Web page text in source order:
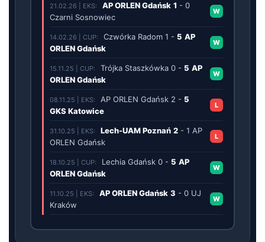
21.02.26 | EKS: AP ORLEN Gdańsk 1 - 0
Czarni Sosnowiec
W
14.02.26 | CUP: Czwórka Radom 1 - 5 AP
ORLEN Gdańsk
W
15.11.25 | CUP: Trójka Staszkówka 0 - 5 AP
ORLEN Gdańsk
W
08.11.25 | EKS: AP ORLEN Gdańsk 2 - 5
GKS Katowice
L
31.10.25 | EKS: Lech-UAM Poznań 2 - 1 AP
ORLEN Gdańsk
L
18.10.25 | CUP: Lechia Gdańsk 0 - 5 AP
ORLEN Gdańsk
W
11.10.25 | EKS: AP ORLEN Gdańsk 3 - 0 UJ
Kraków
W